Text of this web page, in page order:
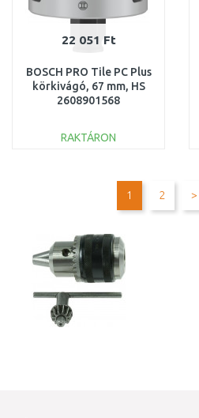
22 051 Ft
BOSCH PRO Tile PC Plus
körkivágó, 67 mm, HS
2608901568
RAKTÁRON
1 2 >